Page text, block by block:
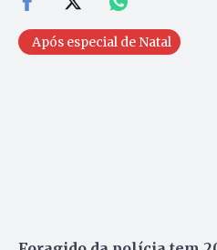
Após especial de Natal